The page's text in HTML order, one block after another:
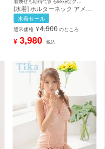
[水着] ホルターネック アメリ
カンスリーブ Vカット クロス
デザイン バックシャン ワンカ
ラー ホワイト 白 セクシー ヘ
ルシー ビキニ (若林萌々着用)
[tk-sw28384a]
水着セール
通常価格 ¥4,900のところ
¥ 3,980 税込